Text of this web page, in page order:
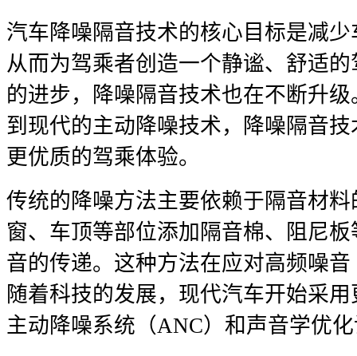
汽车降噪隔音技术的核心目标是减
从而为驾乘者创造一个静谧、舒适
的进步，降噪隔音技术也在不断升
到现代的主动降噪技术，降噪隔音
更优质的驾乘体验。
传统的降噪方法主要依赖于隔音材
窗、车顶等部位添加隔音棉、阻尼
音的传递。这种方法在应对高频噪
随着科技的发展，现代汽车开始采
主动降噪系统（ANC）和声音学优